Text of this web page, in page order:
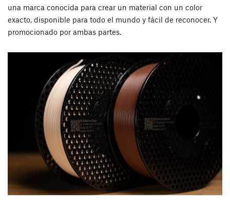
una marca conocida para crear un material con un color
exacto, disponible para todo el mundo y fácil de reconocer. Y
promocionado por ambas partes.